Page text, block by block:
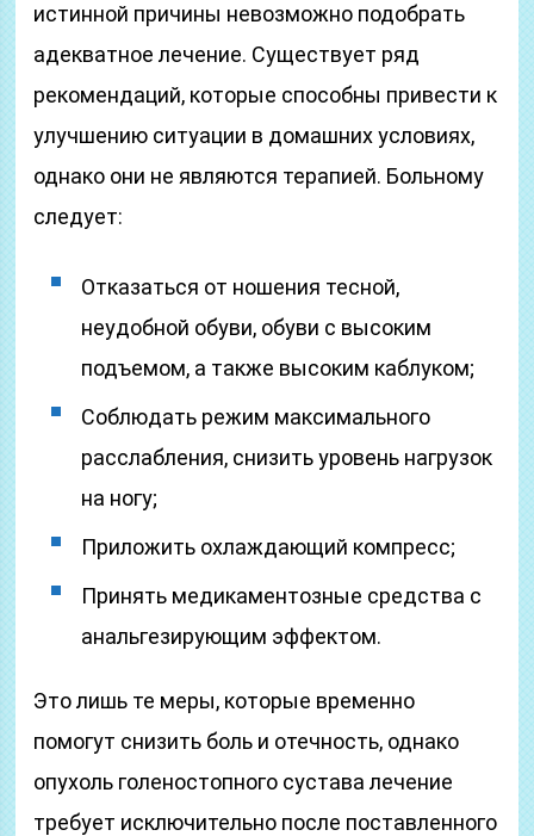
истинной причины невозможно подобрать
адекватное лечение. Существует ряд
рекомендаций, которые способны привести к
улучшению ситуации в домашних условиях,
однако они не являются терапией. Больному
следует:
Отказаться от ношения тесной,
неудобной обуви, обуви с высоким
подъемом, а также высоким каблуком;
Соблюдать режим максимального
расслабления, снизить уровень нагрузок
на ногу;
Приложить охлаждающий компресс;
Принять медикаментозные средства с
анальгезирующим эффектом.
Это лишь те меры, которые временно
помогут снизить боль и отечность, однако
опухоль голеностопного сустава лечение
требует исключительно после поставленного